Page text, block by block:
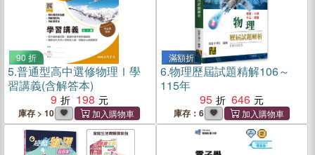
90 折
5.普通型高中選修物理Ⅰ學
習講義(含解答本)
9
198
庫存 > 10
滿額折
6.物理歷屆試題精解106～
115年
95
646
庫存：6